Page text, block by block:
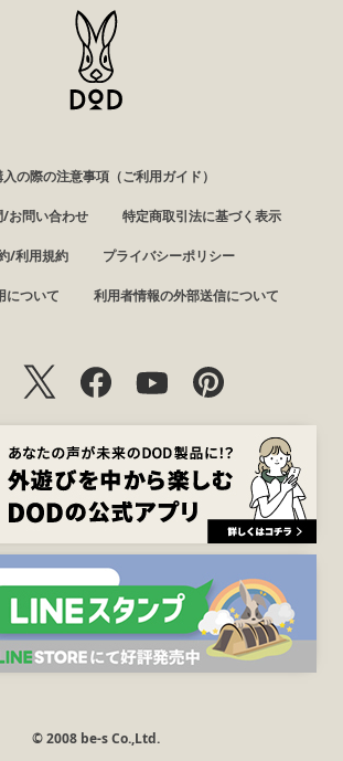
入の際の注意事項（ご利用ガイド）
/お問い合わせ 特定商取引法に基づく表示
/利用規約 プライバシーポリシー
について 利用者情報の外部送信について
© 2008 be-s Co.,Ltd.